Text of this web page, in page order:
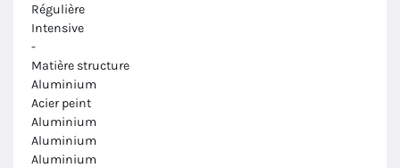
Régulière
Intensive
-
Matière structure
Aluminium
Acier peint
Aluminium
Aluminium
Aluminium